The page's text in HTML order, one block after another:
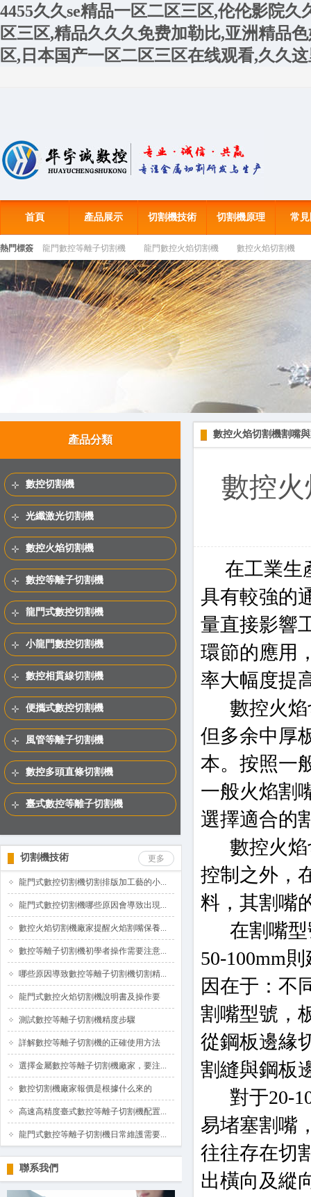
4455久久se精品一区二区三区,伦伦影院
区三区,精品久久久免费加勒比,亚洲精品
区,日本国产一区二区三区在线观看,久久
首頁 產品展示 切割機技術 切割機原理 常
熱門標簽 龍門數控等離子切割機 龍門數控火焰切割機 數控火焰切割機
產品分類
數控切割機
光纖激光切割機
數控火焰切割機
數控等離子切割機
龍門式數控切割機
小龍門數控切割機
數控相貫線切割機
便攜式數控切割機
風管等離子切割機
數控多頭直條切割機
臺式數控等離子切割機
更多
切割機技術
龍門式數控切割機切割排版加工藝的小...
龍門式數控切割機哪些原因會導致出現...
數控火焰切割機廠家提醒火焰割嘴保養...
數控等離子切割機初學者操作需要注意...
哪些原因導致數控等離子切割機切割精...
龍門式數控火焰切割機說明書及操作要
測試數控等離子切割機精度步驟
詳解數控等離子切割機的正確使用方法
選擇金屬數控等離子切割機廠家，要注...
數控切割機廠家報價是根據什么來的
高速高精度臺式數控等離子切割機配置...
龍門式數控等離子切割機日常維護需要...
聯系我們
數控火焰切割機割嘴
數控
在工業生
具有較強的
量直接影響
環節的應用
率大幅度提
數控火焰
但多余中厚
本。按照一
一般火焰割
選擇適合的
數控火焰
控制之外，
料，其割嘴
在割嘴型
50-100mm
因在于：不
割嘴型號，
從鋼板邊緣
割縫與鋼板
對于20-
易堵塞割嘴
往往存在切
出橫向及縱